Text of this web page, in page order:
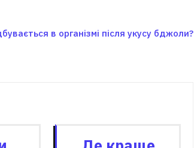
в організмі після укусу бджоли?